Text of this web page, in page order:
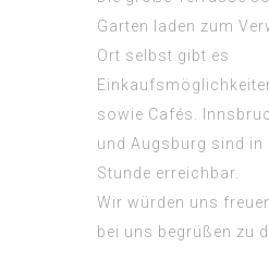
Garten laden zum
Ort selbst gibt es
sowie Cafés.
und Augsburg sind in
Stunde erreichbar.
Wir würden uns
bei uns begrüßen zu